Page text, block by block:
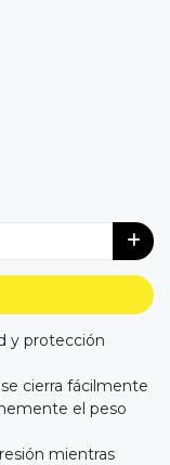
y protección
cierra fácilmente
el peso
mientras